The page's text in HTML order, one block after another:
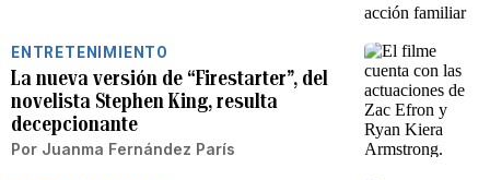
ENTRETENIMIENTO
La nueva versión de “Firestarter”, del
novelista Stephen King, resulta
decepcionante
Por Juanma Fernández París